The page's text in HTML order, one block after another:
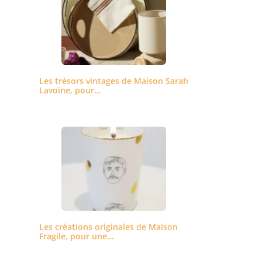
Les trésors vintages de Maison Sarah
Lavoine, pour…
Les créations originales de Maison
Fragile, pour une…